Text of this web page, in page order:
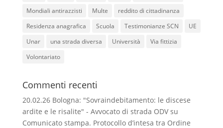
Mondiali antirazzisti
Multe
reddito di cittadinanza
Residenza anagrafica
Scuola Testimonianze SCN
UE
Unar
una strada diversa Università
Via fittizia
Volontariato
Commenti recenti
20.02.26 Bologna: "Sovraindebitamento: le discese
ardite e le risalite" - Avvocato di strada ODVsu
Comunicato stampa. Protocollo d’intesa tra Ordine